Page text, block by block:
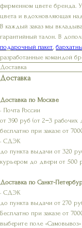
фирменном цвете бренда.
цвета и вдохновляющая
В каждый заказ мы
гарантийный талон. В
подарочный пакет
разработанные командой
Доставка
Доставка
Доставка по Москве
• Почта России
от 390 руб (от 2−3 рабочих
бесплатно при заказе от
• СДЭК
до пункта выдачи от 320
курьером до двери от 500
Доставка по Санкт-
• СДЭК
до пункта выдачи от 270
Бесплатно при заказе от
выберите поле «Самовывоз»